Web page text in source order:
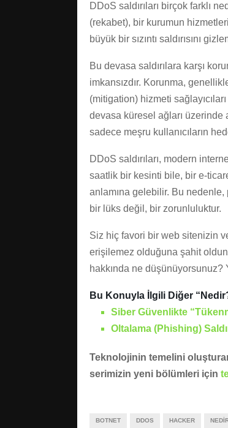
DDoS saldırıları birçok farklı
(rekabet), bir kurumun
büyük bir sızıntı saldırısını
Bu devasa saldırılara karşı
imkansızdır. Korunma,
(mitigation) hizmeti
devasa küresel ağları üzerinde
sadece meşru kullanıcıların
DDoS saldırıları, modern
saatlik bir kesinti bile, bir e-
anlamına gelebilir. Bu
bir lüks değil, bir zorunluluktur.
Siz hiç favori bir web sitenizin
erişilemez olduğuna şahit
hakkında ne düşünüyorsunuz?
Bu Konuyla İlgili Diğer
Siber Güvenlikte
Oltalama (Phishing)
Teknolojinin temelini
serimizin yeni bölümleri için
BOTNET DDOS HACKER